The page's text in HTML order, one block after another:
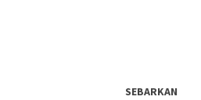
SEBARKAN